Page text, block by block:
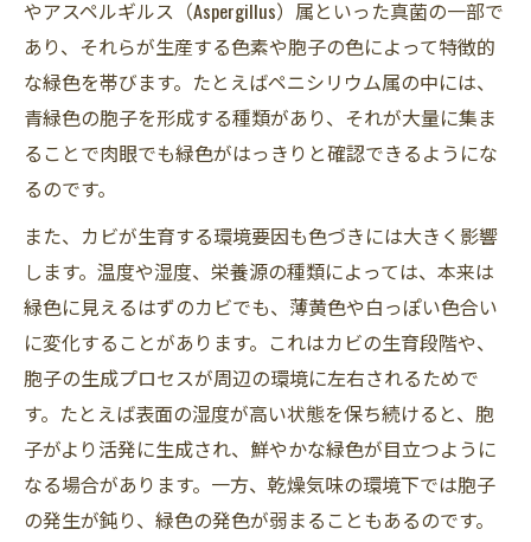
やアスペルギルス（Aspergillus）属といった真菌の一部で
あり、それらが生産する色素や胞子の色によって特徴的
な緑色を帯びます。たとえばペニシリウム属の中には、
青緑色の胞子を形成する種類があり、それが大量に集ま
ることで肉眼でも緑色がはっきりと確認できるようにな
るのです。
また、カビが生育する環境要因も色づきには大きく影響
します。温度や湿度、栄養源の種類によっては、本来は
緑色に見えるはずのカビでも、薄黄色や白っぽい色合い
に変化することがあります。これはカビの生育段階や、
胞子の生成プロセスが周辺の環境に左右されるためで
す。たとえば表面の湿度が高い状態を保ち続けると、胞
子がより活発に生成され、鮮やかな緑色が目立つように
なる場合があります。一方、乾燥気味の環境下では胞子
の発生が鈍り、緑色の発色が弱まることもあるのです。